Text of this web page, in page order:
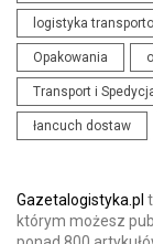
logistyka
Opakowania
Transport i
łancuch dostaw
Gazetalogistyka.pl
którym możesz